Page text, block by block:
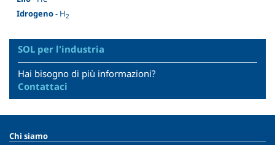
Idrogeno- H2
SOL per l'industria
Hai bisogno di più informazioni?
Contattaci
Chi siamo